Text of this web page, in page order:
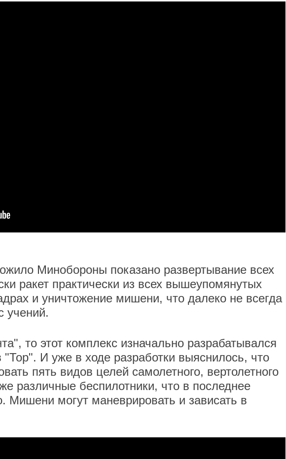
Минобороны показано развертывание всех
ракет практически из всех вышеупомянутых
и уничтожение мишени, что далеко не всегда
учений.
то этот комплекс изначально разрабатывался
"Тор". И уже в ходе разработки выяснилось, что
пять видов целей самолетного, вертолетного
различные беспилотники, что в последнее
Мишени могут маневрировать и зависать в